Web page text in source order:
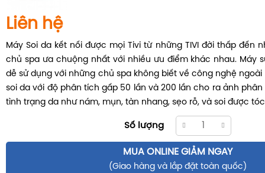
Liên hệ
Máy Soi da kết nối được mọi Tivi từ những TIVI đời thấp đến
chủ spa ưa chuộng nhất với nhiều ưu điểm khác nhau. Máy
dễ sử dụng với những chủ spa không biết về công nghệ ngoài
soi da với độ phân tích gấp 50 lần và 200 lần cho ra ảnh
tình trạng da như nám, mụn, tàn nhang, sẹo rỗ, và soi được
Số lượng
MUA ONLINE GIẢM NGAY
(Giao hàng và lắp đặt toàn quốc)